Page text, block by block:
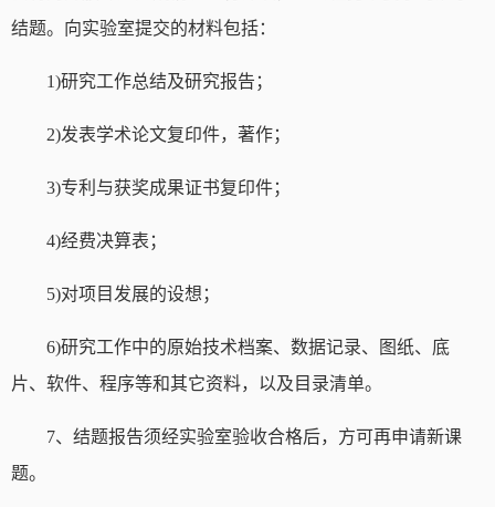
结题。向实验室提交的材料包括：
1)研究工作总结及研究报告；
2)发表学术论文复印件，著作；
3)专利与获奖成果证书复印件；
4)经费决算表；
5)对项目发展的设想；
6)研究工作中的原始技术档案、数据记录、图纸、底
片、软件、程序等和其它资料，以及目录清单。
7、结题报告须经实验室验收合格后，方可再申请新课
题。